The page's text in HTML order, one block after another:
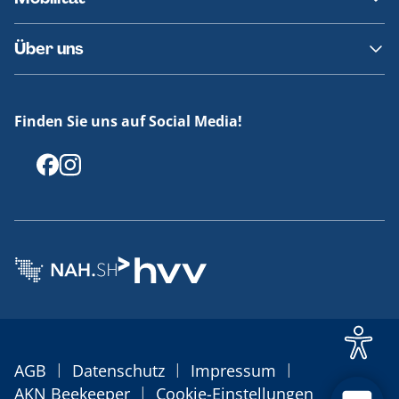
Fundsachen
Häufige Fragen
Barrierefreies Reisen
Erklärung Barrierefreiheit
Über uns
Offenlegungen
Finden Sie uns auf Social Media!
AGB | Datenschutz | Impressum |
AKN Beekeeper | Cookie-Einstellungen